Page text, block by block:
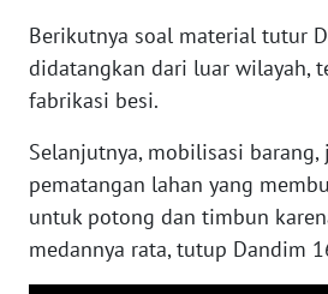
Berikutnya soal material tutur
didatangkan dari luar wilayah,
fabrikasi besi.
Selanjutnya, mobilisasi barang,
pematangan lahan yang
untuk potong dan timbun
medannya rata, tutup Dandim
SUMBAR
WN
WN
BENGKULU